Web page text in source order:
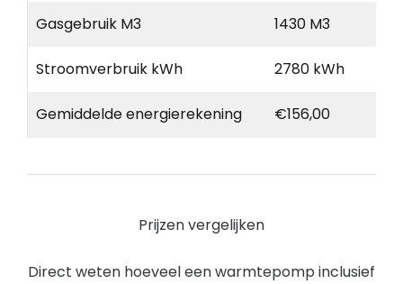
Gasgebruik M3 1430 M3
Stroomverbruik kWh 2780 kWh
Gemiddelde energierekening €156,00
Prijzen vergelijken
Direct weten hoeveel een warmtepomp inclusief